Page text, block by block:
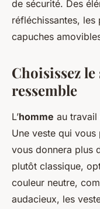
de sécurité. Des
réfléchissantes,
capuches
Choisissez
ressemble
L’homme au travail
Une veste qui
vous donnera plus
plutôt classique,
couleur neutre,
audacieux, les